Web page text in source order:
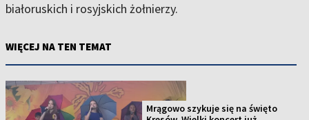
białoruskich i rosyjskich żołnierzy.
WIĘCEJ NA TEN TEMAT
Mrągowo szykuje się na święto